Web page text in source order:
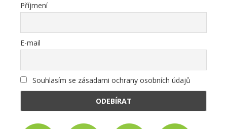
Příjmení
E-mail
Souhlasím se zásadami ochrany osobních údajů